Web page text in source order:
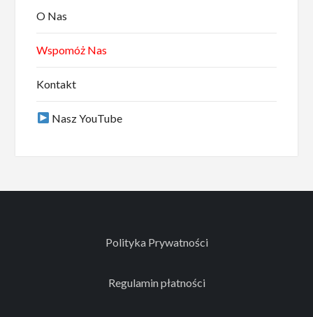
O Nas
Wspomóż Nas
Kontakt
Nasz YouTube
Polityka Prywatności
Regulamin płatności